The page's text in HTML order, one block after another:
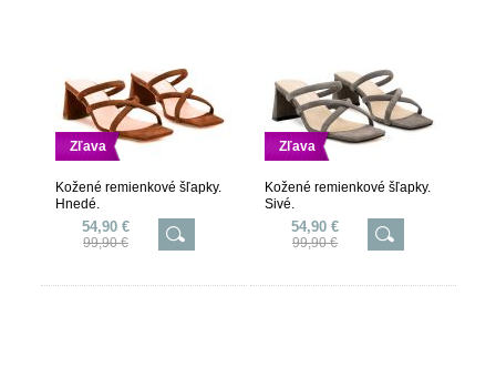
Zľava
Kožené remienkové šľapky.
Hnedé.
54,90 €
99,90 €
Zľava
Kožené remienkové šľapky.
Sivé.
54,90 €
99,90 €